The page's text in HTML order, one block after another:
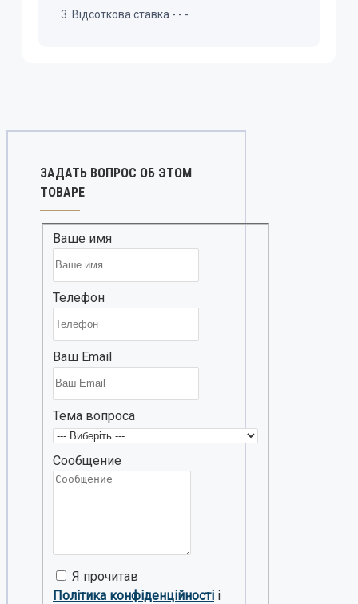
Відсоткова ставка - - -
ЗАДАТЬ ВОПРОС ОБ ЭТОМ
ТОВАРЕ
Ваше имя
Телефон
Ваш Email
Тема вопроса
Сообщение
Я прочитав
Політика конфіденційності і